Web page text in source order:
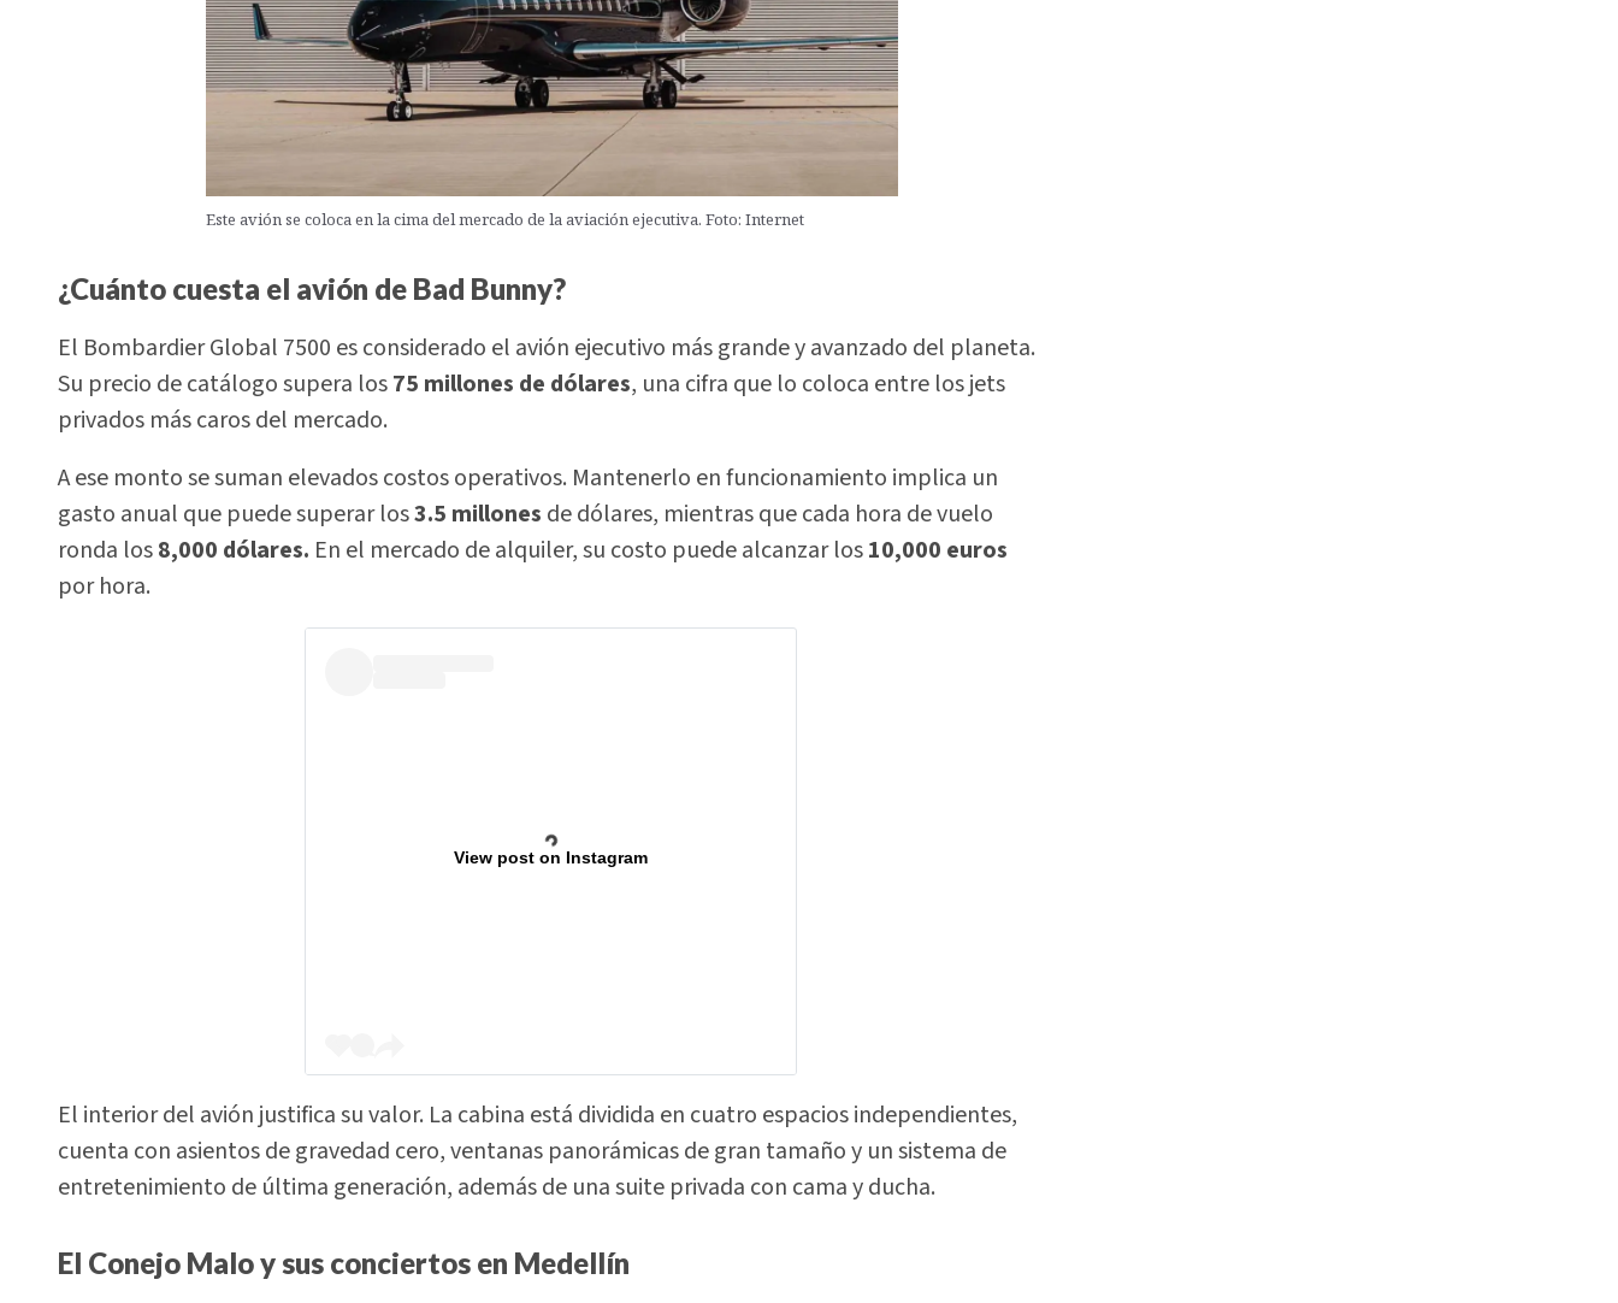
Este avión se coloca en la cima del mercado de la aviación ejecutiva. Foto: Internet
¿Cuánto cuesta el avión de Bad Bunny?
El Bombardier Global 7500 es considerado el avión ejecutivo más grande y avanzado del planeta.
Su precio de catálogo supera los75 millones de dólares, una cifra que lo coloca entre los jets
privados más caros del mercado.
A ese monto se suman elevados costos operativos. Mantenerlo en funcionamiento implica un
gasto anual que puede superar los3.5 millones de dólares, mientras que cada hora de vuelo
ronda los8,000 dólares. En el mercado de alquiler, su costo puede alcanzar los10,000 euros
por hora.
View post on Instagram
El interior del avión justifica su valor. La cabina está dividida en cuatro espacios independientes,
cuenta con asientos de gravedad cero, ventanas panorámicas de gran tamaño y un sistema de
entretenimiento de última generación, además de una suite privada con cama y ducha.
El Conejo Malo y sus conciertos en Medellín